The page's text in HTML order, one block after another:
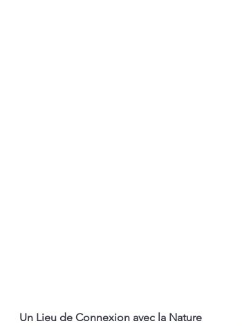
Un Lieu de Connexion avec la Nature